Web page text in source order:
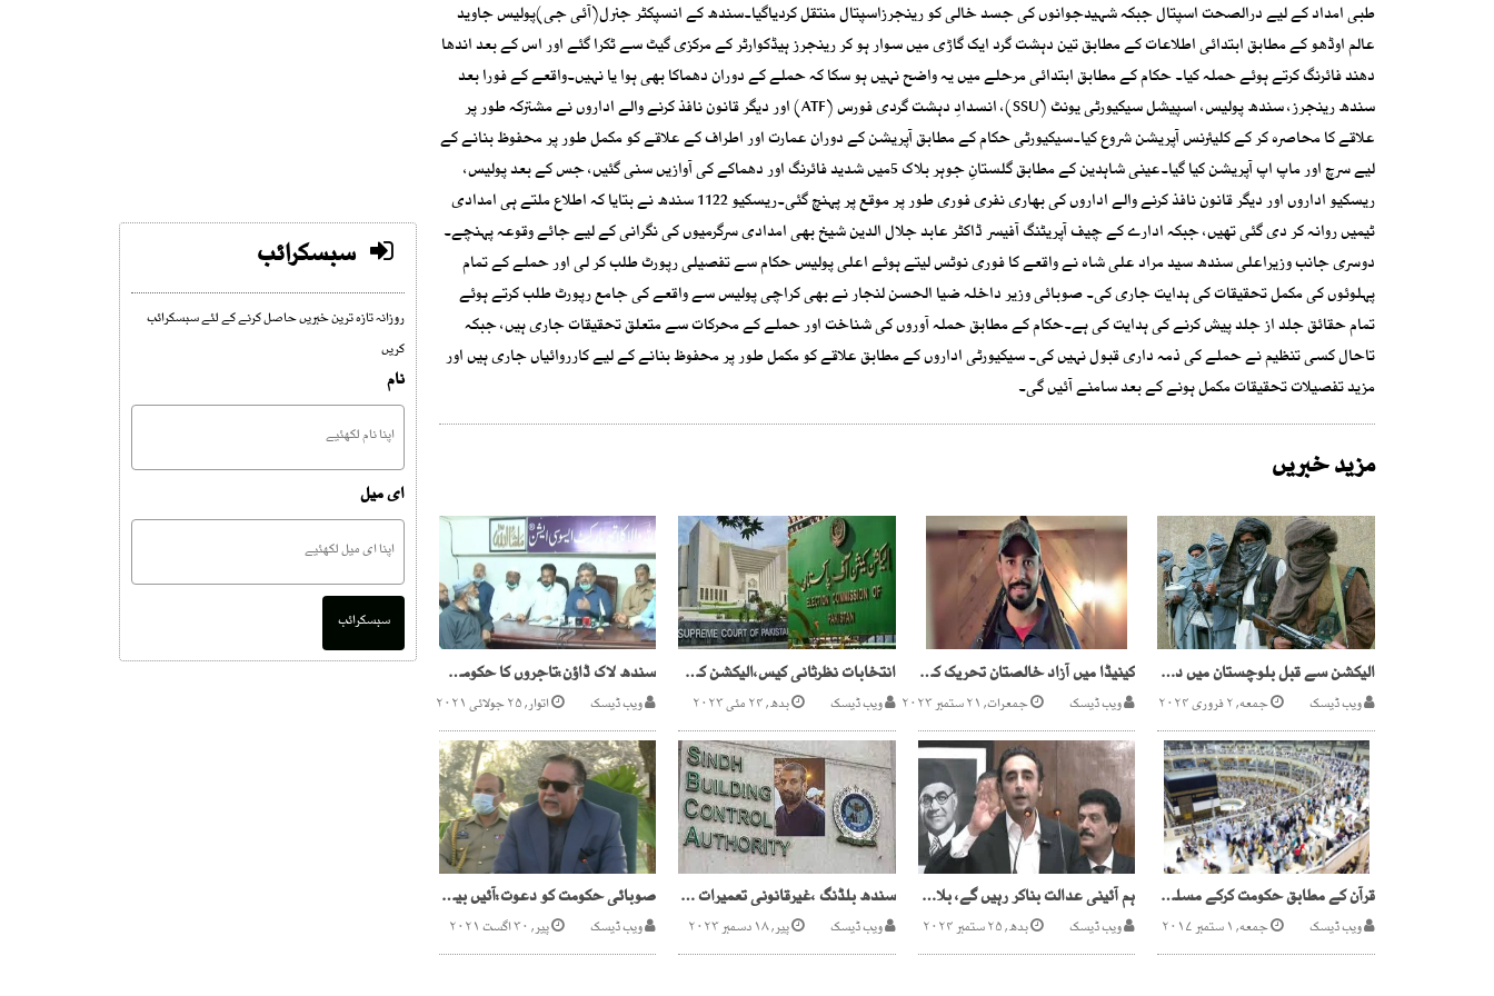
طبی امداد کے لیے درالصحت اسپتال جبکہ شہیدجوانوں کی جسد خالی کو رینجرزاسپتال منتقل کردیاگیا۔سندھ کے انسپکٹر جنرل(آئی جی)پولیس جاوید
عالم اوڈھو کے مطابق ابتدائی اطلاعات کے مطابق تین دہشت گرد ایک گاڑی میں سوار ہو کر رینجرز ہیڈکوارٹر کے مرکزی گیٹ سے ٹکرا گئے اور اس کے بعد اندھا
دھند فائرنگ کرتے ہوئے حملہ کیا۔ حکام کے مطابق ابتدائی مرحلے میں یہ واضح نہیں ہو سکا کہ حملے کے دوران دھماکا بھی ہوا یا نہیں۔واقعے کے فورا بعد
سندھ رینجرز، سندھ پولیس، اسپیشل سیکیورٹی یونٹ (SSU)، انسدادِ دہشت گردی فورس (ATF) اور دیگر قانون نافذ کرنے والے اداروں نے مشترکہ طور پر
علاقے کا محاصرہ کر کے کلیئرنس آپریشن شروع کیا۔سیکیورٹی حکام کے مطابق آپریشن کے دوران عمارت اور اطراف کے علاقے کو مکمل طور پر محفوظ بنانے کے
لیے سرچ اور ماپ اپ آپریشن کیا گیا۔عینی شاہدین کے مطابق گلستانِ جوہر بلاک 5میں شدید فائرنگ اور دھماکے کی آوازیں سنی گئیں، جس کے بعد پولیس،
ریسکیو اداروں اور دیگر قانون نافذ کرنے والے اداروں کی بھاری نفری فوری طور پر موقع پر پہنچ گئی۔ریسکیو 1122 سندھ نے بتایا کہ اطلاع ملتے ہی امدادی
ٹیمیں روانہ کر دی گئی تھیں، جبکہ ادارے کے چیف آپریٹنگ آفیسر ڈاکٹر عابد جلال الدین شیخ بھی امدادی سرگرمیوں کی نگرانی کے لیے جائے وقوعہ پہنچے۔
دوسری جانب وزیراعلی سندھ سید مراد علی شاہ نے واقعے کا فوری نوٹس لیتے ہوئے اعلی پولیس حکام سے تفصیلی رپورٹ طلب کر لی اور حملے کے تمام
پہلوئوں کی مکمل تحقیقات کی ہدایت جاری کی۔ صوبائی وزیر داخلہ ضیا الحسن لنجار نے بھی کراچی پولیس سے واقعے کی جامع رپورٹ طلب کرتے ہوئے
تمام حقائق جلد از جلد پیش کرنے کی ہدایت کی ہے۔حکام کے مطابق حملہ آوروں کی شناخت اور حملے کے محرکات سے متعلق تحقیقات جاری ہیں، جبکہ
تاحال کسی تنظیم نے حملے کی ذمہ داری قبول نہیں کی۔ سیکیورٹی اداروں کے مطابق علاقے کو مکمل طور پر محفوظ بنانے کے لیے کارروائیاں جاری ہیں اور
مزید تفصیلات تحقیقات مکمل ہونے کے بعد سامنے آئیں گی۔
مزید خبریں
الیکشن سے قبل بلوچستان میں دہشت گردی کی لہر
ویب ڈیسک جمعه, ۲ فروری ۲۰۲۴
کینیڈا میں آزاد خالصتان تحریک کا ایک اور سکھ رہنما قتل
ویب ڈیسک جمعرات, ۲۱ ستمبر ۲۰۲۳
انتخابات نظرثانی کیس،الیکشن کمیشن نے جو باتیں لکھ کر دیں وہ پہلے کیوں نہیں کیں؟چیف جسٹس
ویب ڈیسک بدھ, ۲۴ مئی ۲۰۲۳
سندھ لاک ڈاؤن:تاجروں کا حکومت کو 72 گھنٹوں کا الٹی میٹم
ویب ڈیسک اتوار, ۲۵ جولائی ۲۰۲۱
قرآن کے مطابق حکومت کرکے مسلم حکمران نظام عدل قائم کریں، خطبہ حج
ویب ڈیسک جمعه, ۱ ستمبر ۲۰۱۷
ہم آئینی عدالت بناکر رہیں گے، بلاول بھٹوکی فلورکراسنگ کی حمایت
ویب ڈیسک بدھ, ۲۵ ستمبر ۲۰۲۴
سندھ بلڈنگ ،غیرقانونی تعمیرات میں ریحان الائچی سسٹم بازی لے گیا
ویب ڈیسک پیر, ۱۸ دسمبر ۲۰۲۳
صوبائی حکومت کو دعوت:آئیں بیٹھ کر کراچی کیلئے سوچیں ، گورنر سندھ
ویب ڈیسک پیر, ۳۰ اگست ۲۰۲۱
سبسکرائب
روزانہ تازہ ترین خبریں حاصل کرنے کے لئے سبسکرائب
کریں
نام
ای میل
سبسکرائب